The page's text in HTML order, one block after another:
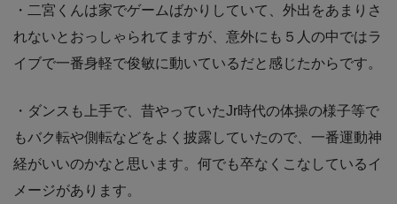
・二宮くんは家でゲームばかりしていて、外出をあまりさ
れないとおっしゃられてますが、意外にも５人の中ではラ
イブで一番身軽で俊敏に動いているだと感じたからです。
・ダンスも上手で、昔やっていたJr時代の体操の様子等で
もバク転や側転などをよく披露していたので、一番運動神
経がいいのかなと思います。何でも卒なくこなしているイ
メージがあります。